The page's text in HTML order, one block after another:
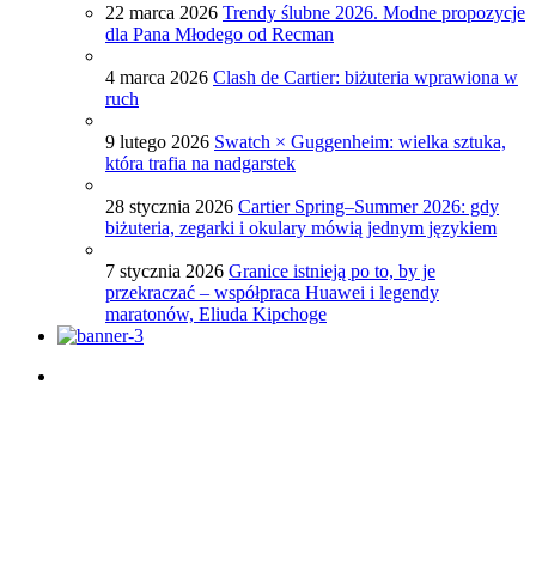
22 marca 2026 Trendy ślubne 2026. Modne propozycje
dla Pana Młodego od Recman
4 marca 2026 Clash de Cartier: biżuteria wprawiona w
ruch
9 lutego 2026 Swatch × Guggenheim: wielka sztuka,
która trafia na nadgarstek
28 stycznia 2026 Cartier Spring–Summer 2026: gdy
biżuteria, zegarki i okulary mówią jednym językiem
7 stycznia 2026 Granice istnieją po to, by je
przekraczać – współpraca Huawei i legendy
maratonów, Eliuda Kipchoge